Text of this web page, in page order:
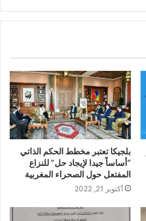
بلجيكا تعتبر مخطط الحكم الذاتي
“أساساً جيدا لإيجاد حل” للنزاع
المفتعل حول الصحراء المغربية
أكتوبر 21, 2022